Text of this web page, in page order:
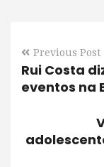
Previous Post
Rui Costa
eventos na